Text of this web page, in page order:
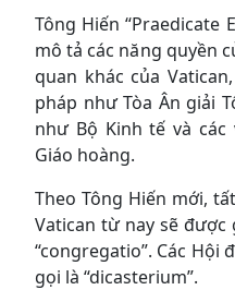
Tông Hiến “Praedicate
mô tả các năng quyền
quan khác của
pháp như Tòa Ân giải
như Bộ Kinh tế và
Giáo hoàng.
Theo Tông Hiến mới,
Vatican từ nay sẽ được
“congregatio”. Các Hội
gọi là “dicasterium”.